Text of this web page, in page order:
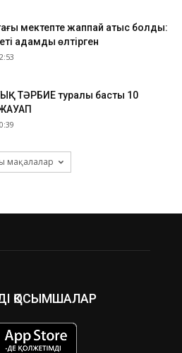
мектепте жаппай атыс болды:
адамды өлтірген
ТӘРБИЕ туралы басты 10
мақалалар
ҚОСЫМШАЛАР